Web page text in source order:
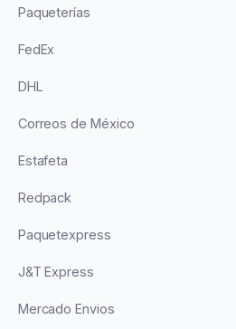
Paqueterías
FedEx
DHL
Correos de México
Estafeta
Redpack
Paquetexpress
J&T Express
Mercado Envios